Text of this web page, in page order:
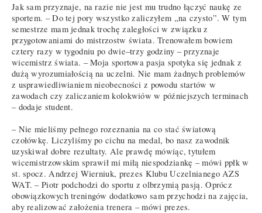
Jak sam przyznaje, na razie nie jest mu trudno łączyć naukę ze
sportem. – Do tej pory wszystko zaliczyłem „na czysto”. W tym
semestrze mam jednak trochę zaległości w związku z
przygotowaniami do mistrzostw świata. Trenowałem bowiem
cztery razy w tygodniu po dwie–trzy godziny – przyznaje
wicemistrz świata. – Moja sportowa pasja spotyka się jednak z
dużą wyrozumiałością na uczelni. Nie mam żadnych problemów
z usprawiedliwianiem nieobecności z powodu startów w
zawodach czy zaliczaniem kolokwiów w późniejszych terminach
– dodaje student.
– Nie mieliśmy pełnego rozeznania na co stać światową
czołówkę. Liczyliśmy po cichu na medal, bo nasz zawodnik
uzyskiwał dobre rezultaty. Ale prawdę mówiąc, tytułem
wicemistrzowskim sprawił mi miłą niespodziankę – mówi ppłk w
st. spocz. Andrzej Wierniuk, prezes Klubu Uczelnianego AZS
WAT. – Piotr podchodzi do sportu z olbrzymią pasją. Oprócz
obowiązkowych treningów dodatkowo sam przychodzi na zajęcia,
aby realizować założenia trenera – mówi prezes.